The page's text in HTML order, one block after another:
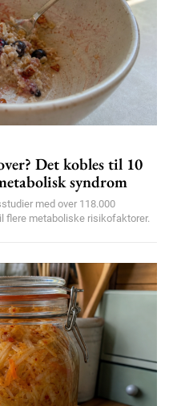
Det kobles til 10
syndrom
med over 118.000
flere metaboliske risikofaktorer.